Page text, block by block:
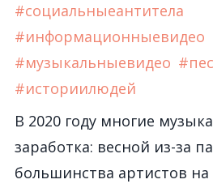
#социальныеантитела
#информационныевидео
#музыкальныевидео
#историилюдей
В 2020 году многие
заработка: весной из-за
большинства артистов на